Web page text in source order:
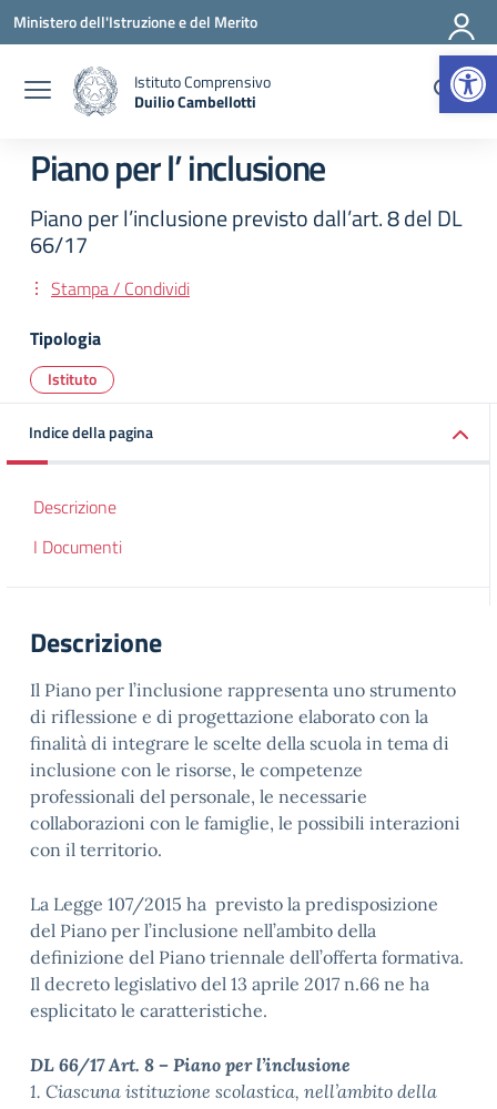
Vai ai contenuti
Vai al menu di navigazione
Vai al footer
Ministero dell'Istruzione e del Merito
Istituto Comprensivo
Duilio Cambellotti
Piano per l’ inclusione
Piano per l’inclusione previsto dall’art. 8 del DL
66/17
Stampa / Condividi
Tipologia
Istituto
Indice della pagina
Descrizione
I Documenti
Descrizione
Il Piano per l’inclusione rappresenta uno strumento
di riflessione e di progettazione elaborato con la
finalità di integrare le scelte della scuola in tema di
inclusione con le risorse, le competenze
professionali del personale, le necessarie
collaborazioni con le famiglie, le possibili interazioni
con il territorio.
La Legge 107/2015 ha previsto la predisposizione
del Piano per l’inclusione nell’ambito della
definizione del Piano triennale dell’offerta formativa.
Il decreto legislativo del 13 aprile 2017 n.66 ne ha
esplicitato le caratteristiche.
DL 66/17 Art. 8 – Piano per l’inclusione
1. Ciascuna istituzione scolastica, nell’ambito della